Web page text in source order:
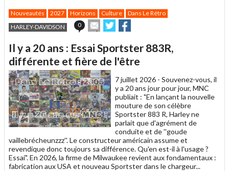
Nouveautés 2027 Horizons Culture
Dans Le Rétro
HARLEY-DAVIDSON
0
Envoyer
cet
à
un
ami
Partager
sur sur
Il y a 20 ans : Essai Sportster 883R,
différente et fière de l'être
7 juillet 2026 - Souvenez-vous, il
y a 20 ans jour pour jour, MNC
publiait : "En lançant la nouvelle
mouture de son célèbre
Sportster 883 R, Harley ne
parlait que d'agrément de
conduite et de ''goude
vaillebrécheunzzz''. Le constructeur américain assume et
revendique donc toujours sa différence. Qu'en est-il à l'usage ?
Essai". En 2026, la firme de Milwaukee revient aux fondamentaux :
fabrication aux USA et nouveau Sportster dans le chargeur...